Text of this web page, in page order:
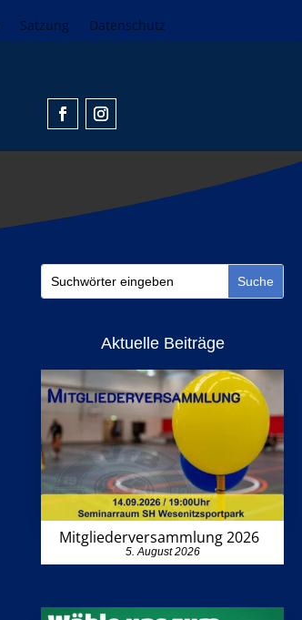
Satzung Datenschutz
Aktuelle Beiträge
Mitgliederversammlung 2026
5. August 2026